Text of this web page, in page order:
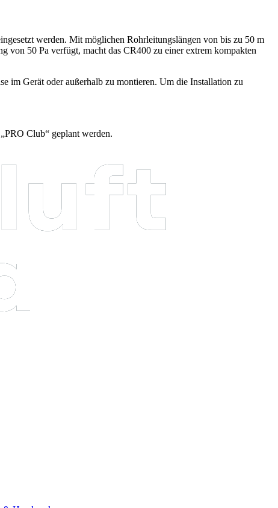
werden. Mit möglichen Rohrleitungslängen von bis zu 50 m
von 50 Pa verfügt, macht das CR400 zu einer extrem kompakten
im Gerät oder außerhalb zu montieren. Um die Installation zu
Club“ geplant werden.